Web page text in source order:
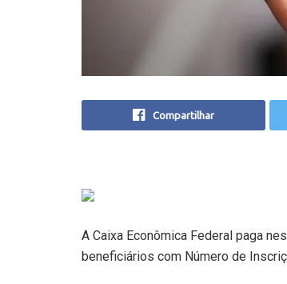
Compartilhar
A Caixa Econômica Federal paga
beneficiários com Número de